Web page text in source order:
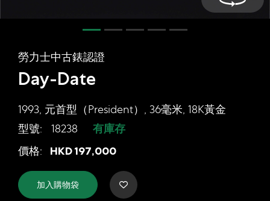
登入
註冊
會員尊享
简体中文
勞力士中古錶認證
Day-Date
1993, 元首型（President）, 36毫米, 18K黃金
型號:
18238 有庫存
勞力士中古錶認證 Day-Date, 1993,
價格: HKD197,000
加入購物袋